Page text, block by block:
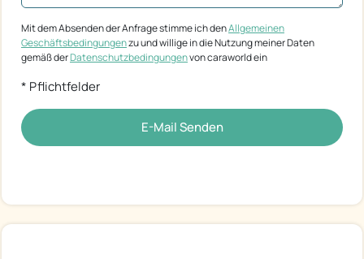
Mit dem Absenden der Anfrage stimme ich denAllgemeinen
Geschäftsbedingungenzu und willige in die Nutzung meiner Daten
gemäß derDatenschutzbedingungenvon caraworld ein
* Pflichtfelder
E-Mail Senden